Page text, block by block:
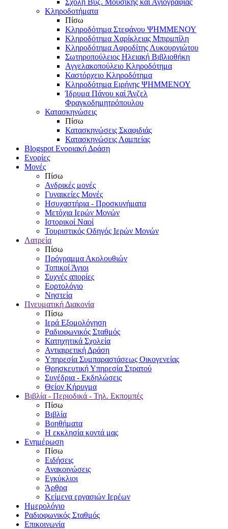
Κληροδοτήματα
Πίσω
Κληροδότημα Στεφάνου ΨΗΜΜΕΝΟΥ
Κληροδότημα Χαρίκλειας Μπιρμπίλη
Κληροδότημα Αφροδίτης Λυκουργιώτου
Σωτηροπούλειος Ηλειακή Βιβλιοθήκη
Αγγελακοπούλειο Κληροδότημα
Καστόρχειο Κληροδότημα
Κληροδότημα Ειρήνης ΨΗΜΜΕΝΟΥ
Ίδρυμα Πάνου καί Άνζελ
Φραγκοδημητρόπουλου
Κατασκηνώσεις
Πίσω
Κατασκηνώσεις Σκαφιδιάς
Κατασκηνώσεις Λαμπείας
Blogspot Ενοριακή Δράση
Ενορίες
Μονές
Πίσω
Ανδρικές μονές
Γυναικείες Μονές
Ησυχαστήρια - Προσκυνήματα
Μετόχια Ιερών Μονών
Ιστορικοί Ναοί
Τουριστικός Οδηγός Ιερών Μονών
Λατρεία
Πίσω
Πρόγραμμα Ακολουθιών
Τοπικοί Άγιοι
Συχνές απορίες
Εορτολόγιο
Νηστεία
Πνευματική Διακονία
Πίσω
Ιερά Εξομολόγηση
Ραδιοφωνικός Σταθμός
Κατηχητικά Σχολεία
Αντιαιρετική Δράση
Υπηρεσία Συμπαραστάσεως Οικογενείας
Θρησκευτική Υπηρεσία Στρατού
Συνέδρια - Εκδηλώσεις
Θείον Κήρυγμα
Βιβλία - Περιοδικά - Τηλ. Εκπομπές
Πίσω
Βιβλία
Βοηθήματα
Η εκκλησία κοντά μας
Ενημέρωση
Πίσω
Ειδήσεις
Ανακοινώσεις
Εγκύκλιοι
Άρθρα
Κείμενα εργασιών Ιερέων
Ημερολόγιο
Ραδιοφωνικός Σταθμός
Επικοινωνία